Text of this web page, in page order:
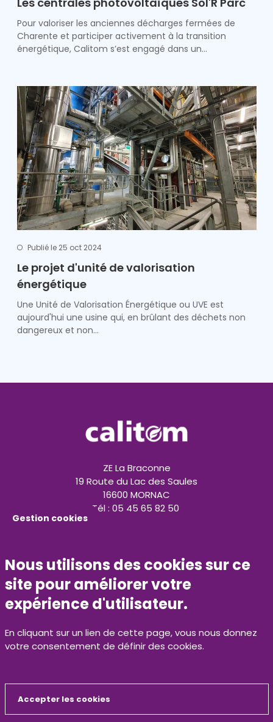
Pour valoriser les anciennes décharges fermées de
Charente et participer activement à la transition
énergétique, Calitom s’est engagé dans un…
Publié le 25 oct 2024
Le projet d'unité de valorisation
énergétique
Une Unité de Valorisation Énergétique ou UVE est
aujourd'hui une usine qui, en brûlant des déchets non
dangereux et non…
ZE La Braconne
19 Route du Lac des Saules
16600 MORNAC
Tél : 05 45 65 82 50
N°vert 0800 500 429
Espace presse
Recrutement
Contact
Retrouvez nous sur nos réseaux sociaux
Gestion cookies
Nous utilisons des cookies sur ce
site pour améliorer votre
expérience d'utilisateur.
En cliquant sur un lien de cette page, vous nous donnez
votre consentement de définir des cookies.
Accepter les cookies
Masquer